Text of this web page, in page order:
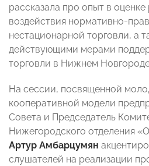
рассказала про опыт в
воздействия нормативно-
нестационарной торговли, а
действующими мерами
торговли в Нижнем
На сессии, посвященной
кооперативной модели
Совета и Председатель
Нижегородского отделения
Артур Амбарцумян
слушателей на реализации